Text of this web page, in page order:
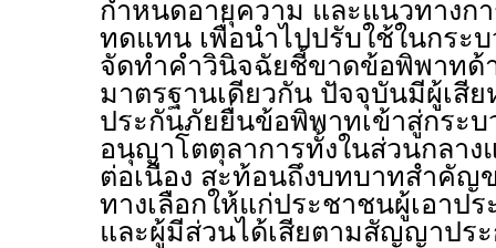
กำหนดอายุความ และแนวทางก
ทดแทน เพื่อนำไปปรับใช้ในกระ
จัดทำคำวินิจฉัยชี้ขาดข้อพิพาทด้
มาตรฐานเดียวกัน ปัจจุบันมีผู้เสี
ประกันภัยยื่นข้อพิพาทเข้าสู่กระบ
อนุญาโตตุลาการทั้งในส่วนกลา
ต่อเนื่อง สะท้อนถึงบทบาทสำคัญ
ทางเลือกให้แก่ประชาชนผู้เอาป
และผู้มีส่วนได้เสียตามสัญญาปร